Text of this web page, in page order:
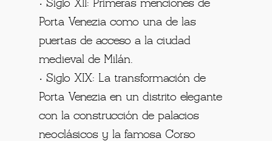
• Siglo XII: Primeras menciones de
Porta Venezia como una de las
puertas de acceso a la ciudad
medieval de Milán.
• Siglo XIX: La transformación de
Porta Venezia en un distrito elegante
con la construcción de palacios
neoclásicos y la famosa Corso